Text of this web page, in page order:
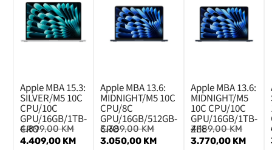
Apple MBA 15.3:
SILVER/M5 10C
CPU/10C
GPU/16GB/1TB-
CRO
4.899,00KM
4.409,00 KM
Apple MBA 13.6:
MIDNIGHT/M5 10C
CPU/8C
GPU/16GB/512GB-
CRO
3.389,00KM
3.050,00 KM
Apple MBA 13.6:
MIDNIGHT/M5
10C CPU/10C
GPU/16GB/1TB-
ZEE
4.189,00KM
3.770,00 KM